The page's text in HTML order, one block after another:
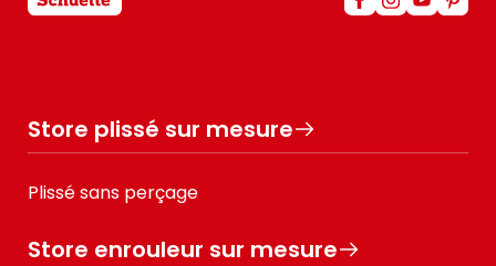
Store plissé sur mesure
Plissé sans perçage
Store enrouleur sur mesure